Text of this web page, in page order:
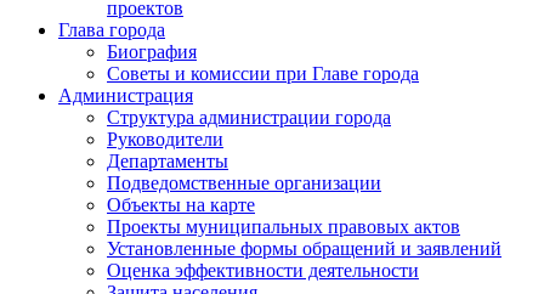
проектов
Глава города
Биография
Советы и комиссии при Главе города
Администрация
Структура администрации города
Руководители
Департаменты
Подведомственные организации
Объекты на карте
Проекты муниципальных правовых актов
Установленные формы обращений и заявлений
Оценка эффективности деятельности